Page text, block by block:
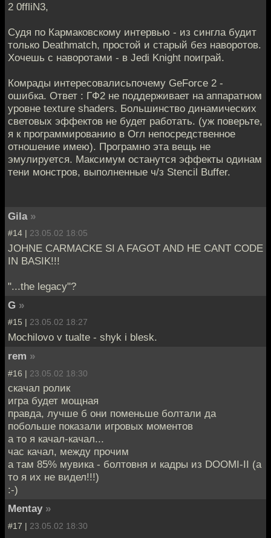
2 0ffliN3,
Судя по Кармаковскому интервью - из сингла будит
только Deathmatch, простой и старый без наворотов.
Хочешь с наворотами - в Jedi Knight поиграй.
Комрады интересовалисьпочему GeForce 2 -
ошибка. Ответ : ГФ2 не поддерживает на аппаратном
уровне texture shaders. Большинство динамических
световых эффектов не будет работать. (уж поверьте,
я к программированию в Огл непосредственное
отношение имею). Програмно эта вещь не
эмулируется. Максимум останутся эффекты одинам
тени монстров, выполненные ч/з Stencil Buffer.
Gila »
#14 | 23.05.02 18:05
JOHNE CARMACKE SI A FAGOT AND HE CANT CODE
IN BASIK!!!
"...the legacy"?
G »
#15 | 23.05.02 18:27
Mochilovo v tualte - shyk i blesk.
rem »
#16 | 23.05.02 18:30
скачал ролик
игра будет мощная
правда, лучше б они поменьше болтали да
побольше показали игровых моментов
а то я качал-качал...
час качал, между прочим
а там 85% мувика - болтовня и кадры из DOOMI-II (а
то я их не видел!!!)
:-)
Mentay »
#17 | 23.05.02 18:30